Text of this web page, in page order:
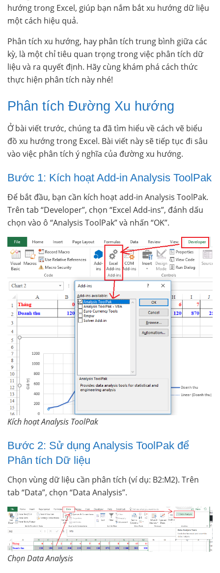
hướng trong Excel, giúp bạn nắm bắt xu hướng dữ liệu
một cách hiệu quả.
Phân tích xu hướng, hay phân tích trung bình giữa các
kỳ, là một chỉ tiêu quan trọng trong việc phân tích dữ
liệu và ra quyết định. Hãy cùng khám phá cách thức
thực hiện phân tích này nhé!
Phân tích Đường Xu hướng
Ở bài viết trước, chúng ta đã tìm hiểu về cách vẽ biểu
đồ xu hướng trong Excel. Bài viết này sẽ tiếp tục đi sâu
vào việc phân tích ý nghĩa của đường xu hướng.
Bước 1: Kích hoạt Add-in Analysis ToolPak
Để bắt đầu, bạn cần kích hoạt add-in Analysis ToolPak.
Trên tab “Developer”, chọn “Excel Add-ins”, đánh dấu
chọn vào ô “Analysis ToolPak” và nhấn “OK”.
Kích hoạt Analysis ToolPak
Bước 2: Sử dụng Analysis ToolPak để
Phân tích Dữ liệu
Chọn vùng dữ liệu cần phân tích (ví dụ: B2:M2). Trên
tab “Data”, chọn “Data Analysis”.
Chọn Data Analysis